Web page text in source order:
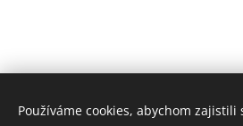
Používáme cookies, abychom